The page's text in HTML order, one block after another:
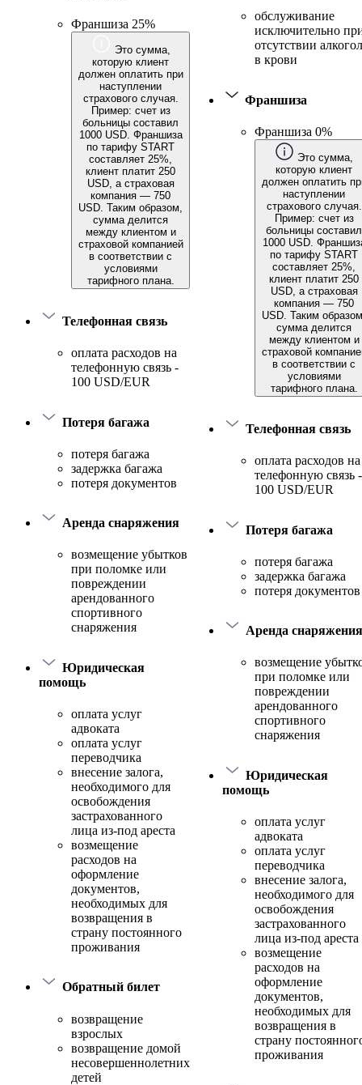
Франшиза 25%
Это сумма,
которую клиент
должен оплатить при
наступлении
страхового случая.
Пример: счет из
больницы составил
1000 USD. Франшиза
по тарифу START
составляет 25%,
клиент платит 250
USD, а страховая
компания — 750
USD. Таким образом,
сумма делится
между клиентом и
страховой компанией
в соответствии с
условиями
тарифного плана.
Телефонная связь
оплата расходов на
телефонную связь -
100 USD/EUR
Потеря багажа
потеря багажа
задержка багажа
потеря документов
Аренда снаряжения
возмещение убытков
при поломке или
повреждении
арендованного
спортивного
снаряжения
Юридическая
помощь
оплата услуг
адвоката
оплата услуг
переводчика
внесение залога,
необходимого для
освобождения
застрахованного
лица из-под ареста
возмещение
расходов на
оформление
документов,
необходимых для
возвращения в
страну постоянного
проживания
Обратный билет
возвращение
взрослых
возвращение домой
несовершеннолетних
детей
обслуживание
исключительно
отсутствии
в крови
Франшиза
Франшиза 0%
Это сумма,
которую клиент
должен оплатить
наступлении
страхового случая.
Пример: счет из
больницы составил
1000 USD.
по тарифу START
составляет 25%,
клиент платит 250
USD, а страховая
компания — 750
USD. Таким
сумма делится
между клиентом и
страховой
в соответствии с
условиями
тарифного плана.
Телефонная связь
оплата расходов на
телефонную связь -
100 USD/EUR
Потеря багажа
потеря багажа
задержка багажа
потеря документов
Аренда снаряжения
возмещение
при поломке или
повреждении
арендованного
спортивного
снаряжения
Юридическая
помощь
оплата услуг
адвоката
оплата услуг
переводчика
внесение залога,
необходимого для
освобождения
застрахованного
лица из-под ареста
возмещение
расходов на
оформление
документов,
необходимых для
возвращения в
страну
проживания